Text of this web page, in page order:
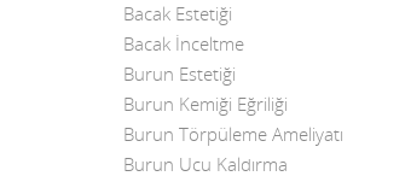
Bacak Estetiği
Bacak İnceltme
Burun Estetiği
Burun Kemiği Eğriliği
Burun Törpüleme Ameliyatı
Burun Ucu Kaldırma